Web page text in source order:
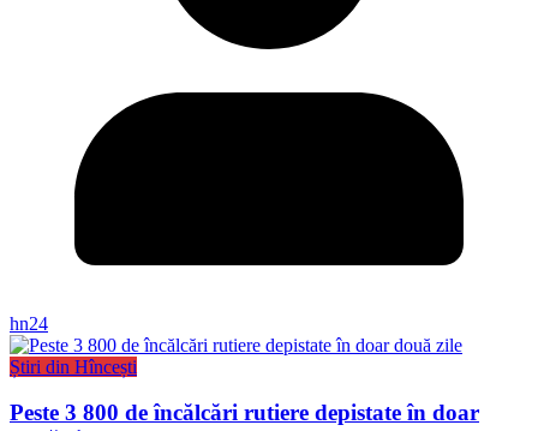
hn24
Știri din Hîncești
Peste 3 800 de încălcări rutiere depistate în doar